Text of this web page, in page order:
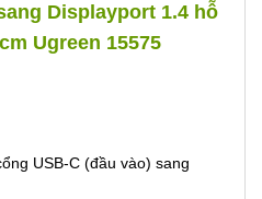
Displayport 1.4 hỗ
Ugreen 15575
USB-C (đầu vào) sang